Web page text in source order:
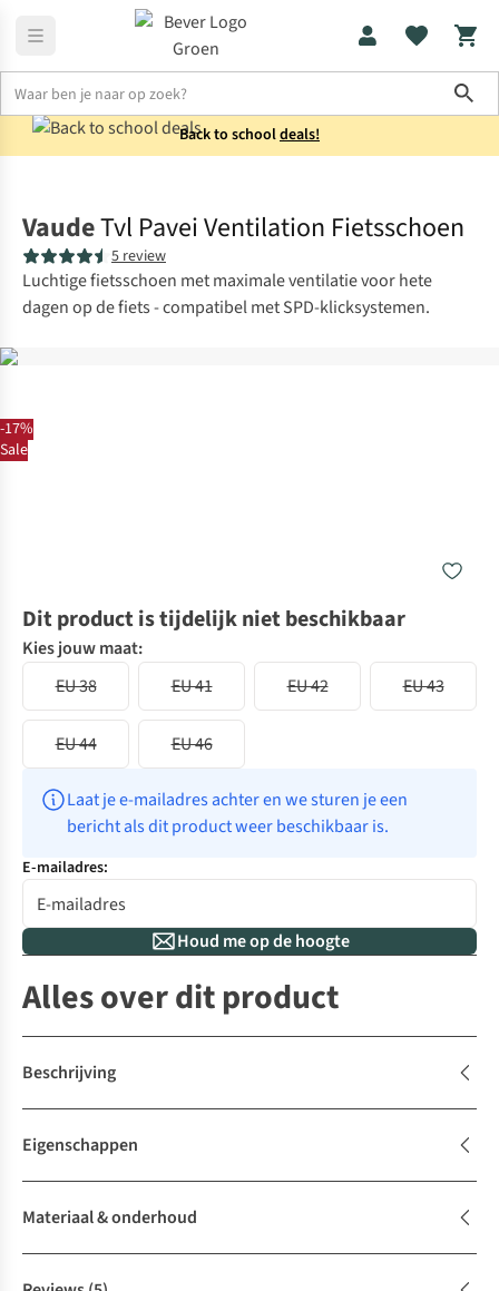
Back to schooldeals!
-17%
Sale
VaudeTvl Pavei Ventilation Fietsschoen
5 review
Luchtige fietsschoen met maximale ventilatie voor hete
dagen op de fiets - compatibel met SPD-klicksystemen.
Dit product is tijdelijk niet beschikbaar
Kies jouw maat:
EU 38
EU 41 EU 42 EU 43
EU 44 EU 46
Laat je e-mailadres achter en we sturen je een
bericht als dit product weer beschikbaar is.
E-mailadres:
Houd me op de hoogte
Alles over dit product
Beschrijving
Eigenschappen
Materiaal & onderhoud